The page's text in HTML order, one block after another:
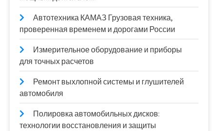
Автотехника КАМАЗ Грузовая техника,
проверенная временем и дорогами России
Измерительное оборудование и приборы
для точных расчетов
Ремонт выхлопной системы и глушителей
автомобиля
Полировка автомобильных дисков:
технологии восстановления и защиты